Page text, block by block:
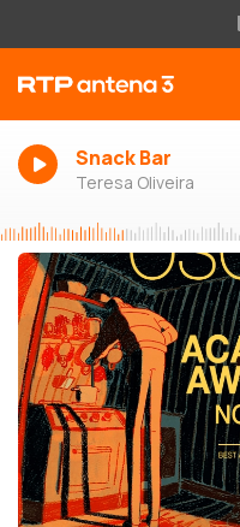
Snack Bar
Teresa Oliveira